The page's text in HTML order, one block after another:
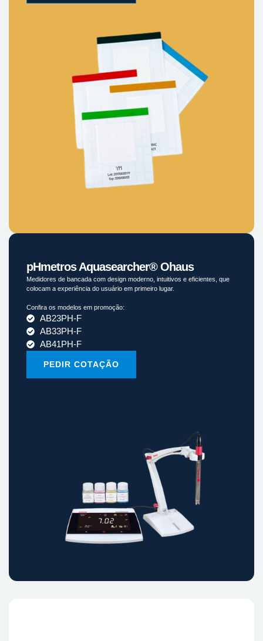
pHmetros Aquasearcher® Ohaus
Medidores de bancada com design moderno, intuitivos e eficientes, que
colocam a experiência do usuário em primeiro lugar.
Confira os modelos em promoção:
AB23PH-F
AB33PH-F
AB41PH-F
PEDIR COTAÇÃO